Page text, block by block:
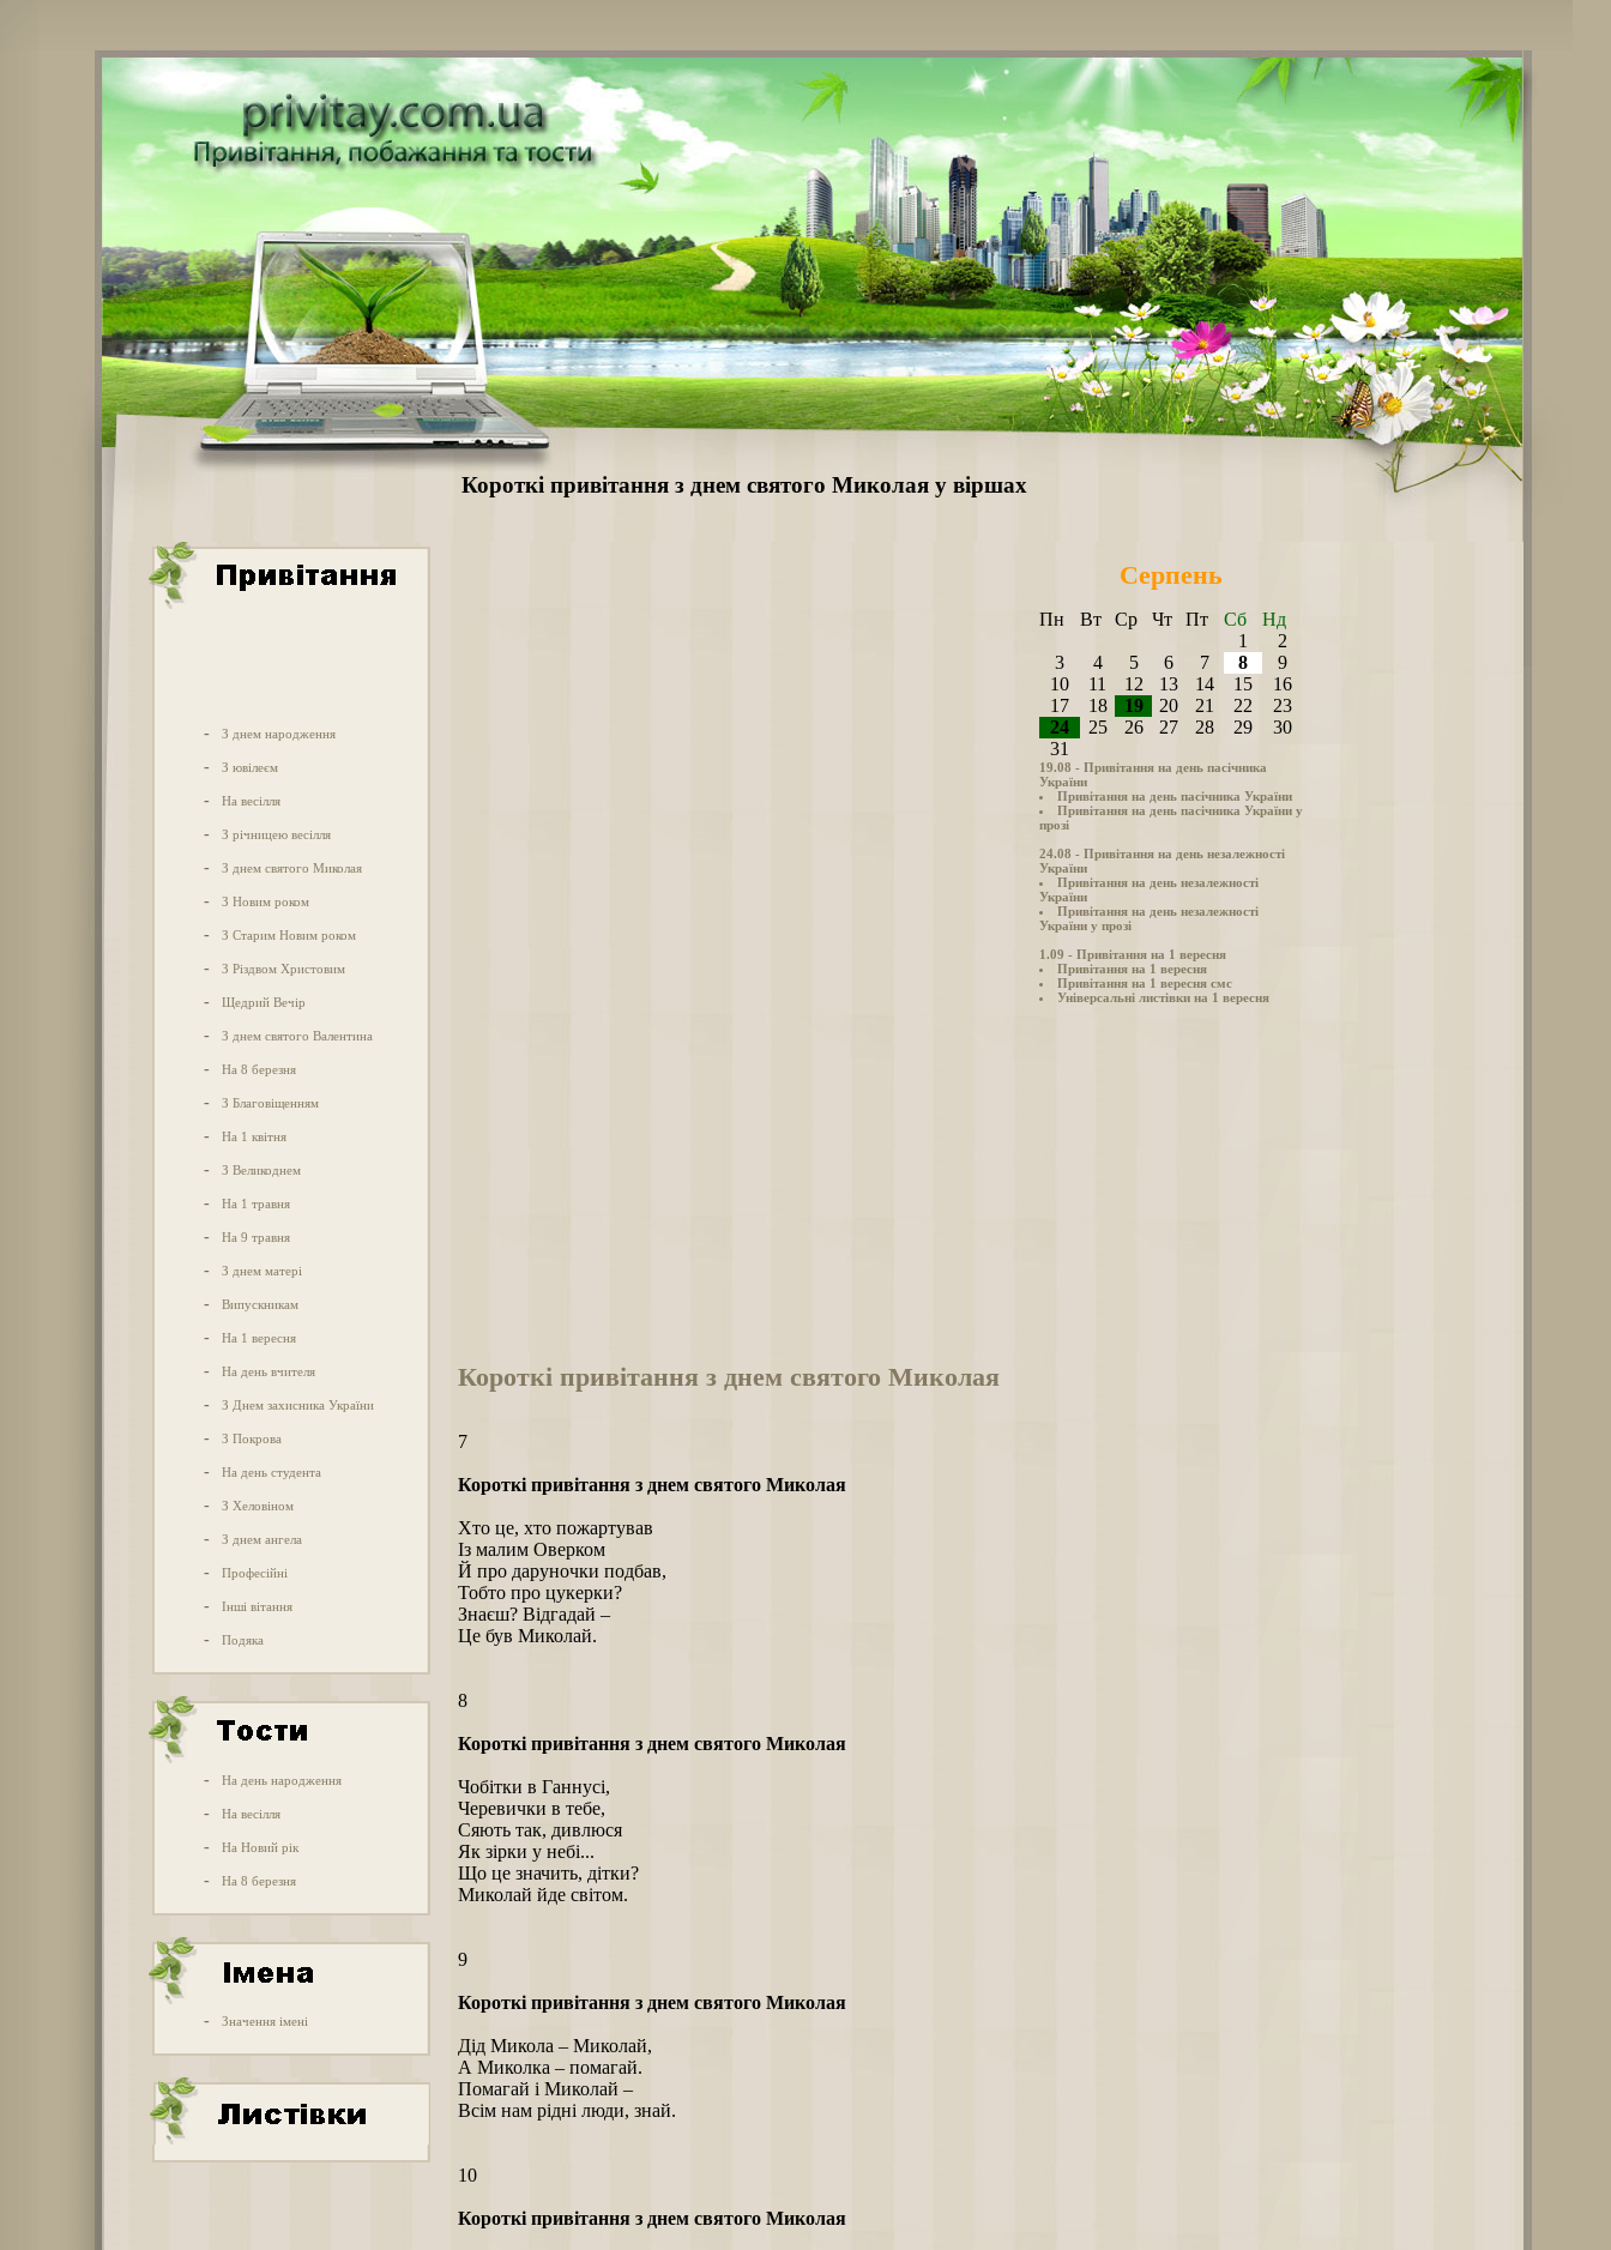
Короткі привітання з днем святого Миколая у віршах
- З днем народження
- З ювілеєм
- На весілля
- З річницею весілля
- З днем святого Миколая
- З Новим роком
- З Старим Новим роком
- З Різдвом Христовим
- Щедрий Вечір
- З днем святого Валентина
- На 8 березня
- З Благовіщенням
- На 1 квітня
- З Великоднем
- На 1 травня
- На 9 травня
- З днем матері
- Випускникам
- На 1 вересня
- На день вчителя
- З Днем захисника України
- З Покрова
- На день студента
- З Хеловіном
- З днем ангела
- Професійні
- Інші вітання
- Подяка
- На день народження
- На весілля
- На Новий рік
- На 8 березня
- Значення імені
Серпень
Пн Вт Ср Чт Пт Сб
Нд
1
2
3
4 5 6 7 8
9
10
11 12 13 14 15
16
17
18 19 20 21 22
23
24
25 26 27 28 29
30
31
19.08 - Привітання на день пасічника
України
Привітання на день пасічника України
Привітання на день пасічника України у
прозі
24.08 - Привітання на день незалежності
України
Привітання на день незалежності
України
Привітання на день незалежності
України у прозі
1.09 - Привітання на 1 вересня
Привітання на 1 вересня
Привітання на 1 вересня смс
Універсальні листівки на 1 вересня
Короткі привітання з днем святого Миколая
7
Короткі привітання з днем святого Миколая
Хто це, хто пожартував
Із малим Оверком
Й про даруночки подбав,
Тобто про цукерки?
Знаєш? Відгадай –
Це був Миколай.
8
Короткі привітання з днем святого Миколая
Чобітки в Ганнусі,
Черевички в тебе,
Сяють так, дивлюся
Як зірки у небі...
Що це значить, дітки?
Миколай йде світом.
9
Короткі привітання з днем святого Миколая
Дід Микола – Миколай,
А Миколка – помагай.
Помагай і Миколай –
Всім нам рідні люди, знай.
10
Короткі привітання з днем святого Миколая